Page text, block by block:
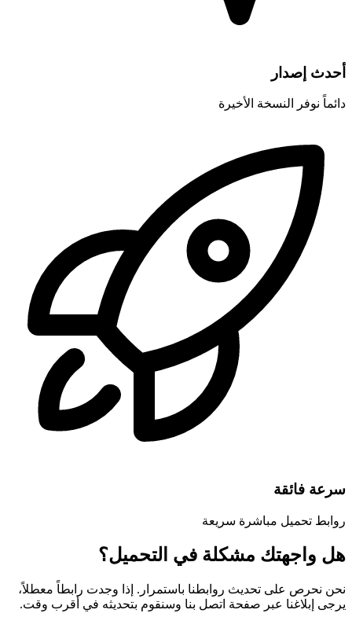
أحدث إصدار
دائماً نوفر النسخة الأخيرة
سرعة فائقة
روابط تحميل مباشرة سريعة
هل واجهتك مشكلة في التحميل؟
نحن نحرص على تحديث روابطنا باستمرار. إذا وجدت رابطاً معطلاً،
يرجى إبلاغنا عبر صفحة اتصل بنا وسنقوم بتحديثه في أقرب وقت.